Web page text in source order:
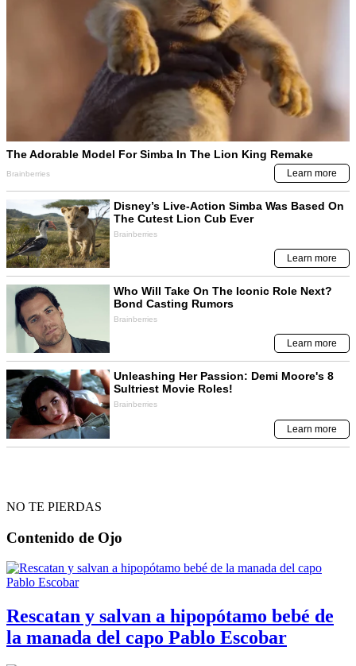
NO TE PIERDAS
Contenido de Ojo
Rescatan y salvan a hipopótamo bebé de
la manada del capo Pablo Escobar